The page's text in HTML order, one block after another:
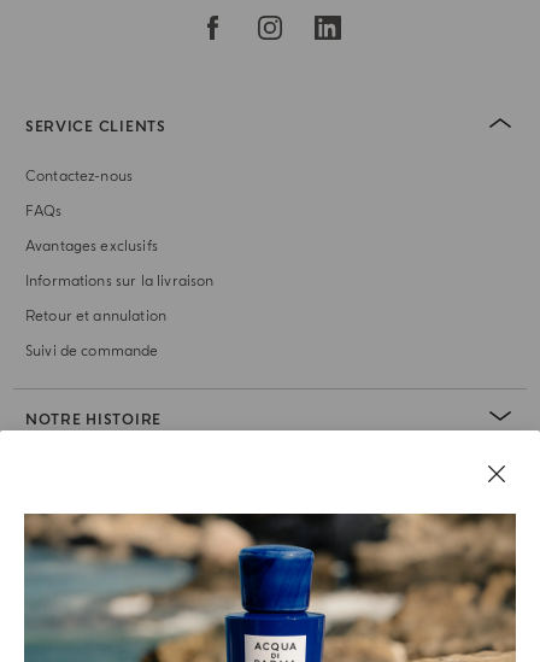
SERVICE CLIENTS
Contactez-nous
FAQs
Avantages exclusifs
Informations sur la livraison
Retour et annulation
Suivi de commande
NOTRE HISTOIRE